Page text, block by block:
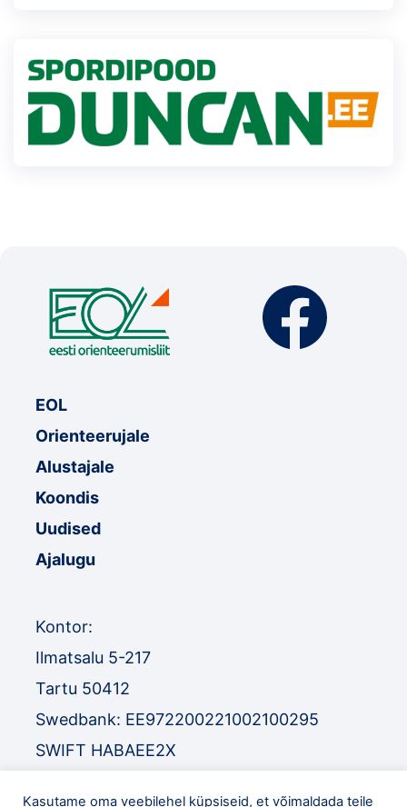
EOL
Orienteerujale
Alustajale
Koondis
Uudised
Ajalugu
Kontor:
Ilmatsalu 5-217
Tartu 50412
Swedbank: EE972200221002100295
SWIFT HABAEE2X
Kasutame oma veebilehel küpsiseid, et võimaldada teile